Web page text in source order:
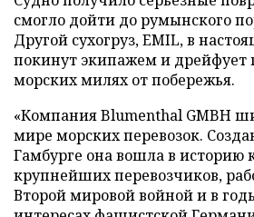
смогло дойти до румынского
Другой сухогруз, EMIL, в
покинут экипажем и дрейфует
морских милях от побережья.
«Компания Blumenthal GMBH
мире морских перевозок.
Гамбурге она вошла в историю
крупнейших перевозчиков,
Второй мировой войной и в